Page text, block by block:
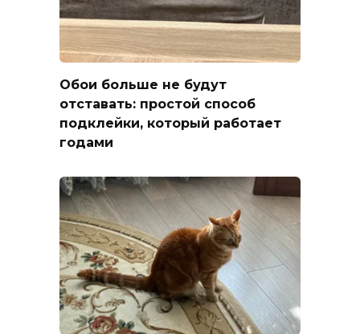
Обои больше не будут
отставать: простой способ
подклейки, который работает
годами